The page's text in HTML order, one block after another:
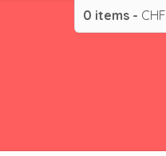
0 items - CHF